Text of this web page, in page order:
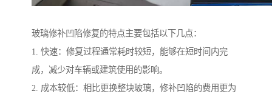
玻璃修补凹陷修复的特点主要包括以下几点：
1. 快速：修复过程通常耗时较短，能够在短时间内完
成，减少对车辆或建筑使用的影响。
2. 成本较低：相比更换整块玻璃，修补凹陷的费用更为